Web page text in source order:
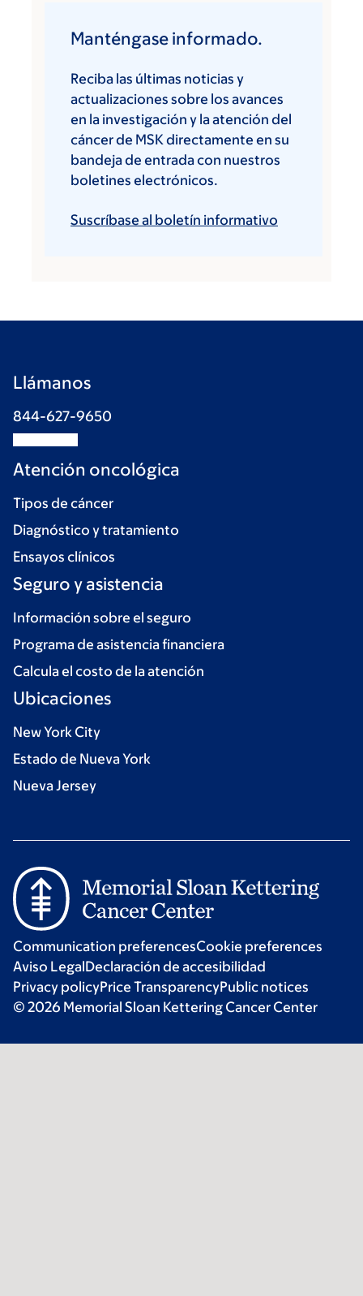
Manténgase informado.
Reciba las últimas noticias y
actualizaciones sobre los avances
en la investigación y la atención del
cáncer de MSK directamente en su
bandeja de entrada con nuestros
boletines electrónicos.
Suscríbase al boletín informativo
Llámanos
844-627-9650
Atención oncológica
Tipos de cáncer
Diagnóstico y tratamiento
Ensayos clínicos
Seguro y asistencia
Información sobre el seguro
Programa de asistencia financiera
Calcula el costo de la atención
Ubicaciones
New York City
Estado de Nueva York
Nueva Jersey
Communication preferencesCookie preferences
Aviso LegalDeclaración de accesibilidad
Privacy policyPrice TransparencyPublic notices
© 2026 Memorial Sloan Kettering Cancer Center